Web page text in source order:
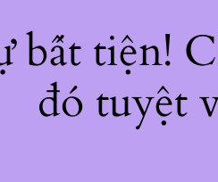
bất tiện!
đó tuyệt